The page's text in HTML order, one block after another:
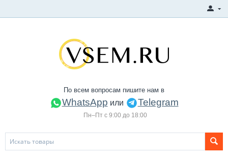
По всем вопросам пишите нам в
WhatsApp или Telegram
Пн–Пт с 9:00 до 18:00